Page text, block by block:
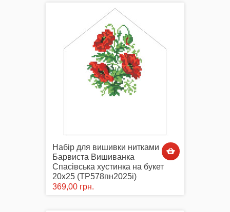
Набір для вишивки нитками
Барвиста Вишиванка
Спасівська хустинка на букет
20х25 (ТР578пн2025i)
369,00 грн.